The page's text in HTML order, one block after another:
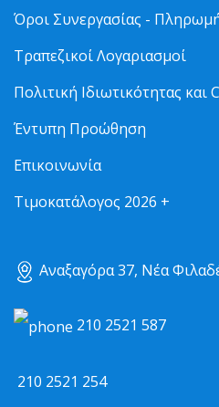
Όροι Συνεργασίας -
Τραπεζικοί Λογαριασμοί
Πολιτική Ιδιωτικότητας και
Έντυπη Προώθηση
Επικοινωνία
Τιμοκατάλογος 2026 +
Αναξαγόρα 37, Νέα
210 2521 587
210 2521 254